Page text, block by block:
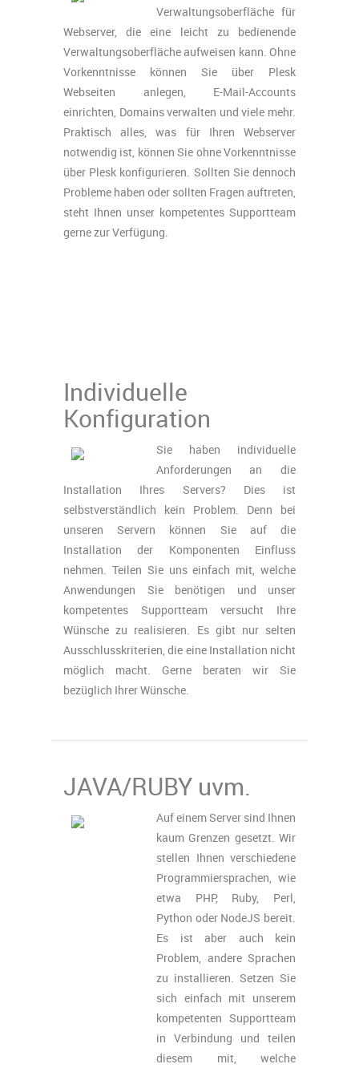
Verwaltungsoberfläche für
Webserver, die eine leicht zu bedienende
Verwaltungsoberfläche aufweisen kann. Ohne
Vorkenntnisse können Sie über Plesk
Webseiten anlegen, E-Mail-Accounts
einrichten, Domains verwalten und viele mehr.
Praktisch alles, was für Ihren Webserver
notwendig ist, können Sie ohne Vorkenntnisse
über Plesk konfigurieren. Sollten Sie dennoch
Probleme haben oder sollten Fragen auftreten,
steht Ihnen unser kompetentes Supportteam
gerne zur Verfügung.
Individuelle
Konfiguration
Sie haben individuelle
Anforderungen an die
Installation Ihres Servers? Dies ist
selbstverständlich kein Problem. Denn bei
unseren Servern können Sie auf die
Installation der Komponenten Einfluss
nehmen. Teilen Sie uns einfach mit, welche
Anwendungen Sie benötigen und unser
kompetentes Supportteam versucht Ihre
Wünsche zu realisieren. Es gibt nur selten
Ausschlusskriterien, die eine Installation nicht
möglich macht. Gerne beraten wir Sie
bezüglich Ihrer Wünsche.
JAVA/RUBY uvm.
Auf einem Server sind Ihnen
kaum Grenzen gesetzt. Wir
stellen Ihnen verschiedene
Programmiersprachen, wie
etwa PHP, Ruby, Perl,
Python oder NodeJS bereit.
Es ist aber auch kein
Problem, andere Sprachen
zu installieren. Setzen Sie
sich einfach mit unserem
kompetenten Supportteam
in Verbindung und teilen
diesem mit, welche